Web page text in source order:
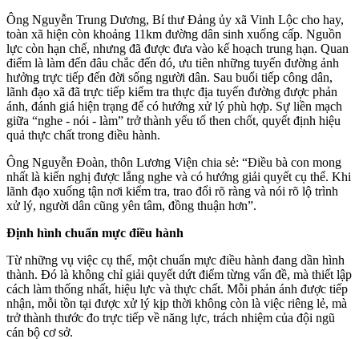
Ông Nguyễn Trung Dương, Bí thư Đảng ủy xã Vinh Lộc cho hay,
toàn xã hiện còn khoảng 11km đường dân sinh xuống cấp. Nguồn
lực còn hạn chế, nhưng đã được đưa vào kế hoạch trung hạn. Quan
điểm là làm đến đâu chắc đến đó, ưu tiên những tuyến đường ảnh
hưởng trực tiếp đến đời sống người dân. Sau buổi tiếp công dân,
lãnh đạo xã đã trực tiếp kiểm tra thực địa tuyến đường được phản
ánh, đánh giá hiện trạng để có hướng xử lý phù hợp. Sự liền mạch
giữa “nghe - nói - làm” trở thành yếu tố then chốt, quyết định hiệu
quả thực chất trong điều hành.
Ông Nguyễn Đoàn, thôn Lương Viện chia sẻ: “Điều bà con mong
nhất là kiến nghị được lắng nghe và có hướng giải quyết cụ thể. Khi
lãnh đạo xuống tận nơi kiểm tra, trao đổi rõ ràng và nói rõ lộ trình
xử lý, người dân cũng yên tâm, đồng thuận hơn”.
Định hình chuẩn mực điều hành
Từ những vụ việc cụ thể, một chuẩn mực điều hành đang dần hình
thành. Đó là không chỉ giải quyết dứt điểm từng vấn đề, mà thiết lập
cách làm thống nhất, hiệu lực và thực chất. Mỗi phản ánh được tiếp
nhận, mỗi tồn tại được xử lý kịp thời không còn là việc riêng lẻ, mà
trở thành thước đo trực tiếp về năng lực, trách nhiệm của đội ngũ
cán bộ cơ sở.